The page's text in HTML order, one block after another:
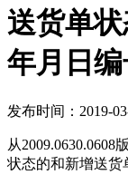
送货单
年月日
发布时间：2019-
从2009.0630.0608
状态的和新增送货